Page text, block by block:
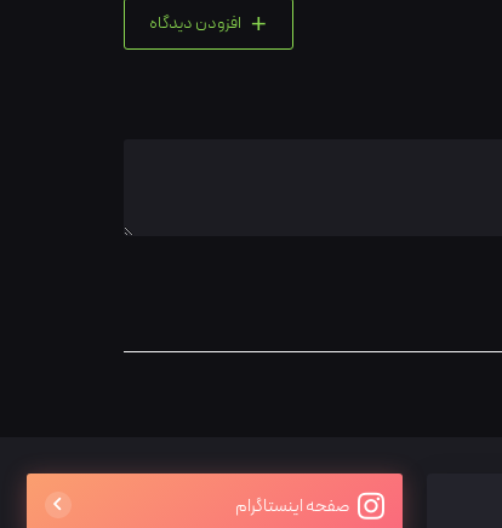
+ افزودن دیدگاه
صفحه اینستاگرام